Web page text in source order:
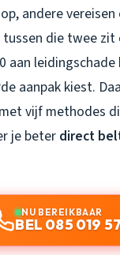
andere vereisen
die twee zit
aan
aanpak kiest.
vijf methodes
je beter direct
NU BEREIKBAAR
BEL 085 019